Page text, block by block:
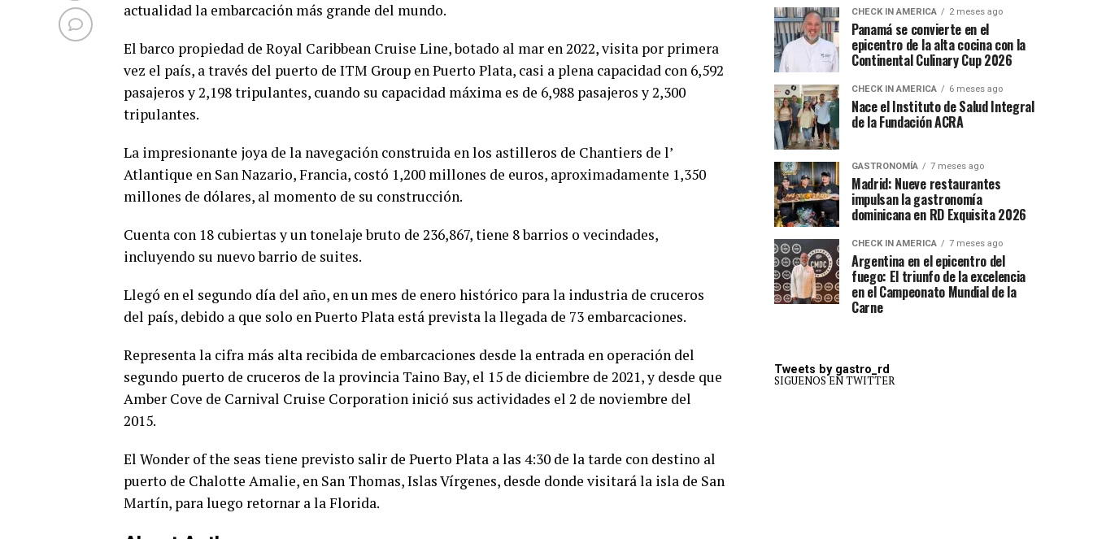
actualidad la embarcación más grande del mundo.
El barco propiedad de Royal Caribbean Cruise Line, botado al mar en 2022, visita por primera
vez el país, a través del puerto de ITM Group en Puerto Plata, casi a plena capacidad con 6,592
pasajeros y 2,198 tripulantes, cuando su capacidad máxima es de 6,988 pasajeros y 2,300
tripulantes.
La impresionante joya de la navegación construida en los astilleros de Chantiers de l’
Atlantique en San Nazario, Francia, costó 1,200 millones de euros, aproximadamente 1,350
millones de dólares, al momento de su construcción.
Cuenta con 18 cubiertas y un tonelaje bruto de 236,867, tiene 8 barrios o vecindades,
incluyendo su nuevo barrio de suites.
Llegó en el segundo día del año, en un mes de enero histórico para la industria de cruceros
del país, debido a que solo en Puerto Plata está prevista la llegada de 73 embarcaciones.
Representa la cifra más alta recibida de embarcaciones desde la entrada en operación del
segundo puerto de cruceros de la provincia Taino Bay, el 15 de diciembre de 2021, y desde que
Amber Cove de Carnival Cruise Corporation inició sus actividades el 2 de noviembre del
2015.
El Wonder of the seas tiene previsto salir de Puerto Plata a las 4:30 de la tarde con destino al
puerto de Chalotte Amalie, en San Thomas, Islas Vírgenes, desde donde visitará la isla de San
Martín, para luego retornar a la Florida.
CHECK IN AMERICA 2 meses ago
Panamá se convierte en el
epicentro de la alta cocina con la
Continental Culinary Cup 2026
CHECK IN AMERICA 6 meses ago
Nace el Instituto de Salud Integral
de la Fundación ACRA
GASTRONOMÍA 7 meses ago
Madrid: Nueve restaurantes
impulsan la gastronomía
dominicana en RD Exquisita 2026
CHECK IN AMERICA 7 meses ago
Argentina en el epicentro del
fuego: El triunfo de la excelencia
en el Campeonato Mundial de la
Carne
Tweets by gastro_rd
SIGUENOS EN TWITTER